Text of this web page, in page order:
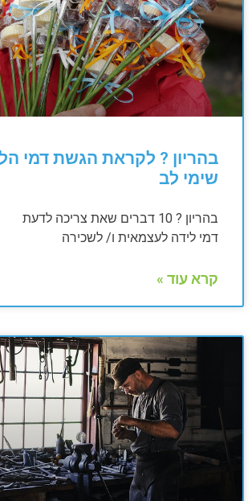
בהריון ? לקראת הגשת דמי
שימי לב
בהריון ? 10 דברים שאת צריכה לדעת
דמי לידה לעצמאית ו/ לשכירה
קרא עוד »